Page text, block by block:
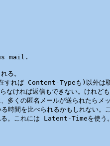
mail.
る。
れば Content-Typeも)以外は取
なければ返信もできない。けれど
多くの匿名メールが送られたらメ
間を比べられるかもしれない。
る。これには Latent-Timeを使う。